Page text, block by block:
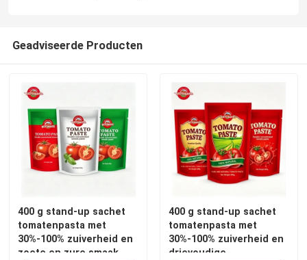
Video's
Over ons
Kwaliteitscontrole
Geadviseerde Producten
400 g stand-up sachet
tomatenpasta met
30%-100% zuiverheid en
zoete en zure smaak
400 g stand-up sachet
tomatenpasta met
30%-100% zuiverheid en
drievoudige